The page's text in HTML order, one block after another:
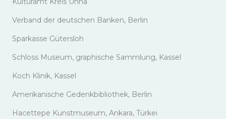
Verband der deutschen Banken, Berlin
Sparkasse Gütersloh
Schloss Museum, graphische Sammlung, Kassel
Koch Klinik, Kassel
Amerikanische Gedenkbibliothek, Berlin
Hacettepe Kunstmuseum, Ankara, Türkei